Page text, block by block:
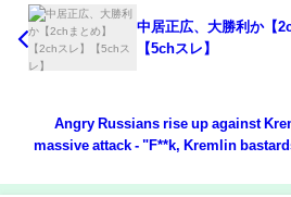
中居正広、大勝利か【
【5chスレ】
Angry Russians rise up against
massive attack - "F**k, Kremlin